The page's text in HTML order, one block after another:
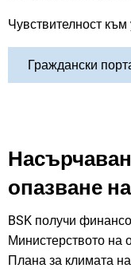
Чувствителност
Граждански
опазване
BSK получи
Министерството на
Плана за климата